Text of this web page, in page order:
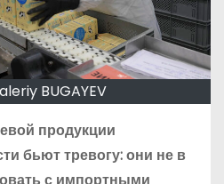
BUGAYEV
продукции
бьют тревогу: они не в
с импортными